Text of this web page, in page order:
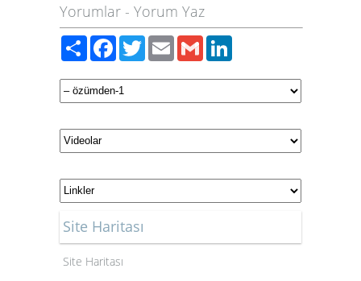
Yorumlar - Yorum Yaz
PaylaşFacebook
TwitterEmailGmail
Site Haritası
Site Haritası